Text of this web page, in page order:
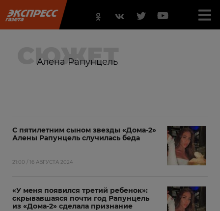
СЮЖЕТ
Алена Рапунцель
С пятилетним сыном звезды «Дома-2»
Алены Рапунцель случилась беда
21:00 / 16 АВГУСТА 2024
«У меня появился третий ребенок»:
скрывавшаяся почти год Рапунцель
из «Дома-2» сделала признание